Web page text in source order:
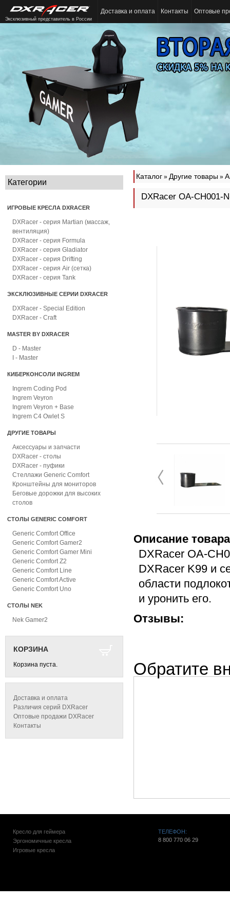
Эксклюзивный представитель в России
Доставка и оплата Контакты Оптовые
Категории
ИГРОВЫЕ КРЕСЛА DXRACER
DXRacer - серия Martian (массаж,
вентиляция)
DXRacer - серия Formula
DXRacer - серия Gladiator
DXRacer - серия Drifting
DXRacer - серия Air (сетка)
DXRacer - серия Tank
ЭКСКЛЮЗИВНЫЕ СЕРИИ DXRACER
DXRacer - Special Edition
DXRacer - Craft
MASTER BY DXRACER
D - Master
I - Master
КИБЕРКОНСОЛИ INGREM
Ingrem Coding Pod
Ingrem Veyron
Ingrem Veyron + Base
Ingrem C4 Owlet S
ДРУГИЕ ТОВАРЫ
Аксессуары и запчасти
DXRacer - столы
DXRacer - пуфики
Стеллажи Generic Comfort
Кронштейны для мониторов
Беговые дорожки для высоких
столов
СТОЛЫ GENERIC COMFORT
Generic Comfort Office
Generic Comfort Gamer2
Generic Comfort Gamer Mini
Generic Comfort Z2
Generic Comfort Line
Generic Comfort Active
Generic Comfort Uno
СТОЛЫ NEK
Nek Gamer2
КОРЗИНА
Корзина пуста.
Доставка и оплата
Различия серий DXRacer
Оптовые продажи DXRacer
Контакты
Каталог » Другие товары »
DXRacer OA-CH001-
Описание товара
DXRacer OA-
DXRacer K99 и
области
и уронить его.
Отзывы:
Обратите
Кресло для геймера
Эргономичные кресла
Игровые кресла
ТЕЛЕФОН:
8 800 770 06 29